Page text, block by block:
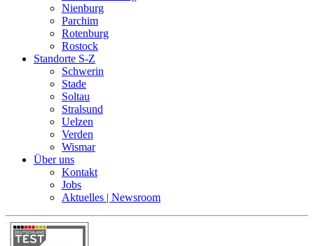
Nienburg
Parchim
Rotenburg
Rostock
Standorte S-Z
Schwerin
Stade
Soltau
Stralsund
Uelzen
Verden
Wismar
Über uns
Kontakt
Jobs
Aktuelles | Newsroom